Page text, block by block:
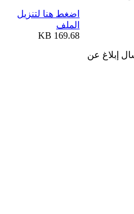
إبلاغ عن
اضغط هنا لتنزيل
الملف
169.68 KB